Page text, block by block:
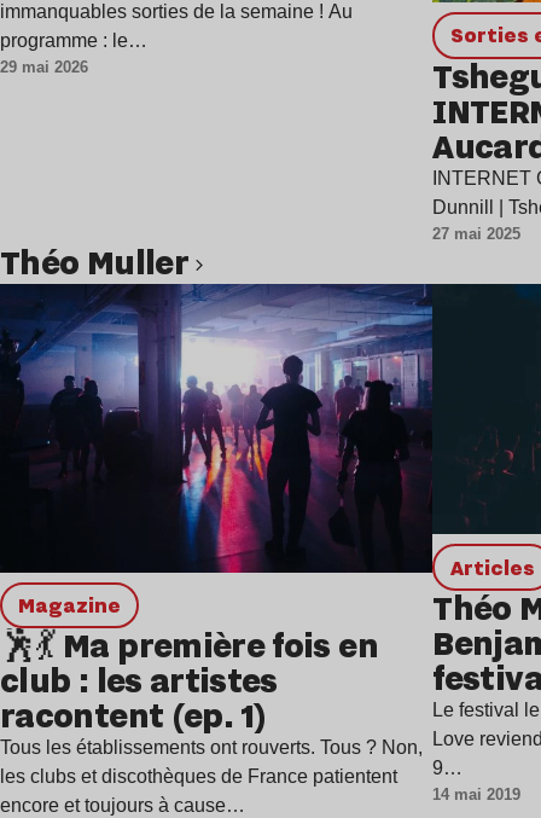
immanquables sorties de la semaine ! Au
programme : le…
29 mai 2026
Dunnill |
27 mai 2025
Théo Muller
magazine
🕺💃 Ma première fois en
club : les artistes
racontent (ep. 1)
Tous les établissements ont rouverts. Tous ? Non,
les clubs et discothèques de France patientent
encore et toujours à cause…
Articles
Théo
pour
Le festival
Love
9…
14 mai 2019
Lire l’article